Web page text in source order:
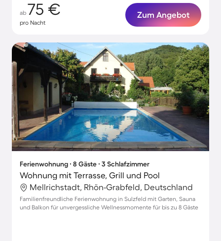
ab 75 €
pro Nacht
Zum Angebot
Ferienwohnung ∙ 8 Gäste ∙ 3 Schlafzimmer
Wohnung mit Terrasse, Grill und Pool
Mellrichstadt, Rhön-Grabfeld, Deutschland
Familienfreundliche Ferienwohnung in Sulzfeld mit Garten, Sauna
und Balkon für unvergessliche Wellnessmomente für bis zu 8 Gäste